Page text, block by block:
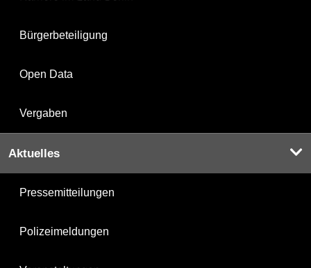
Bürgerbeteiligung
Open Data
Vergaben
Aktuelles
Pressemitteilungen
Polizeimeldungen